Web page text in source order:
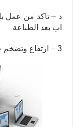
د – تاكد من عمل
اب بعد الطباعة
3 – ارتفاع وتضخم حجم قاعدة البيانات لليوزر مانجر userman